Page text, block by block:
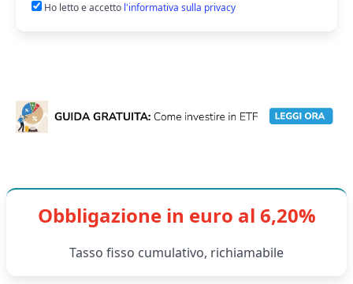
Ho letto e accetto l'informativa sulla privacy
Obbligazione in euro al 6,20%
Tasso fisso cumulativo, richiamabile